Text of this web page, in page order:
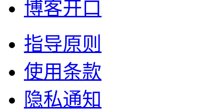
博客开口
指导原则
使用条款
隐私通知